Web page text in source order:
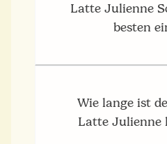
Latte Julienne
besten
Wie lange ist
Latte Julienne